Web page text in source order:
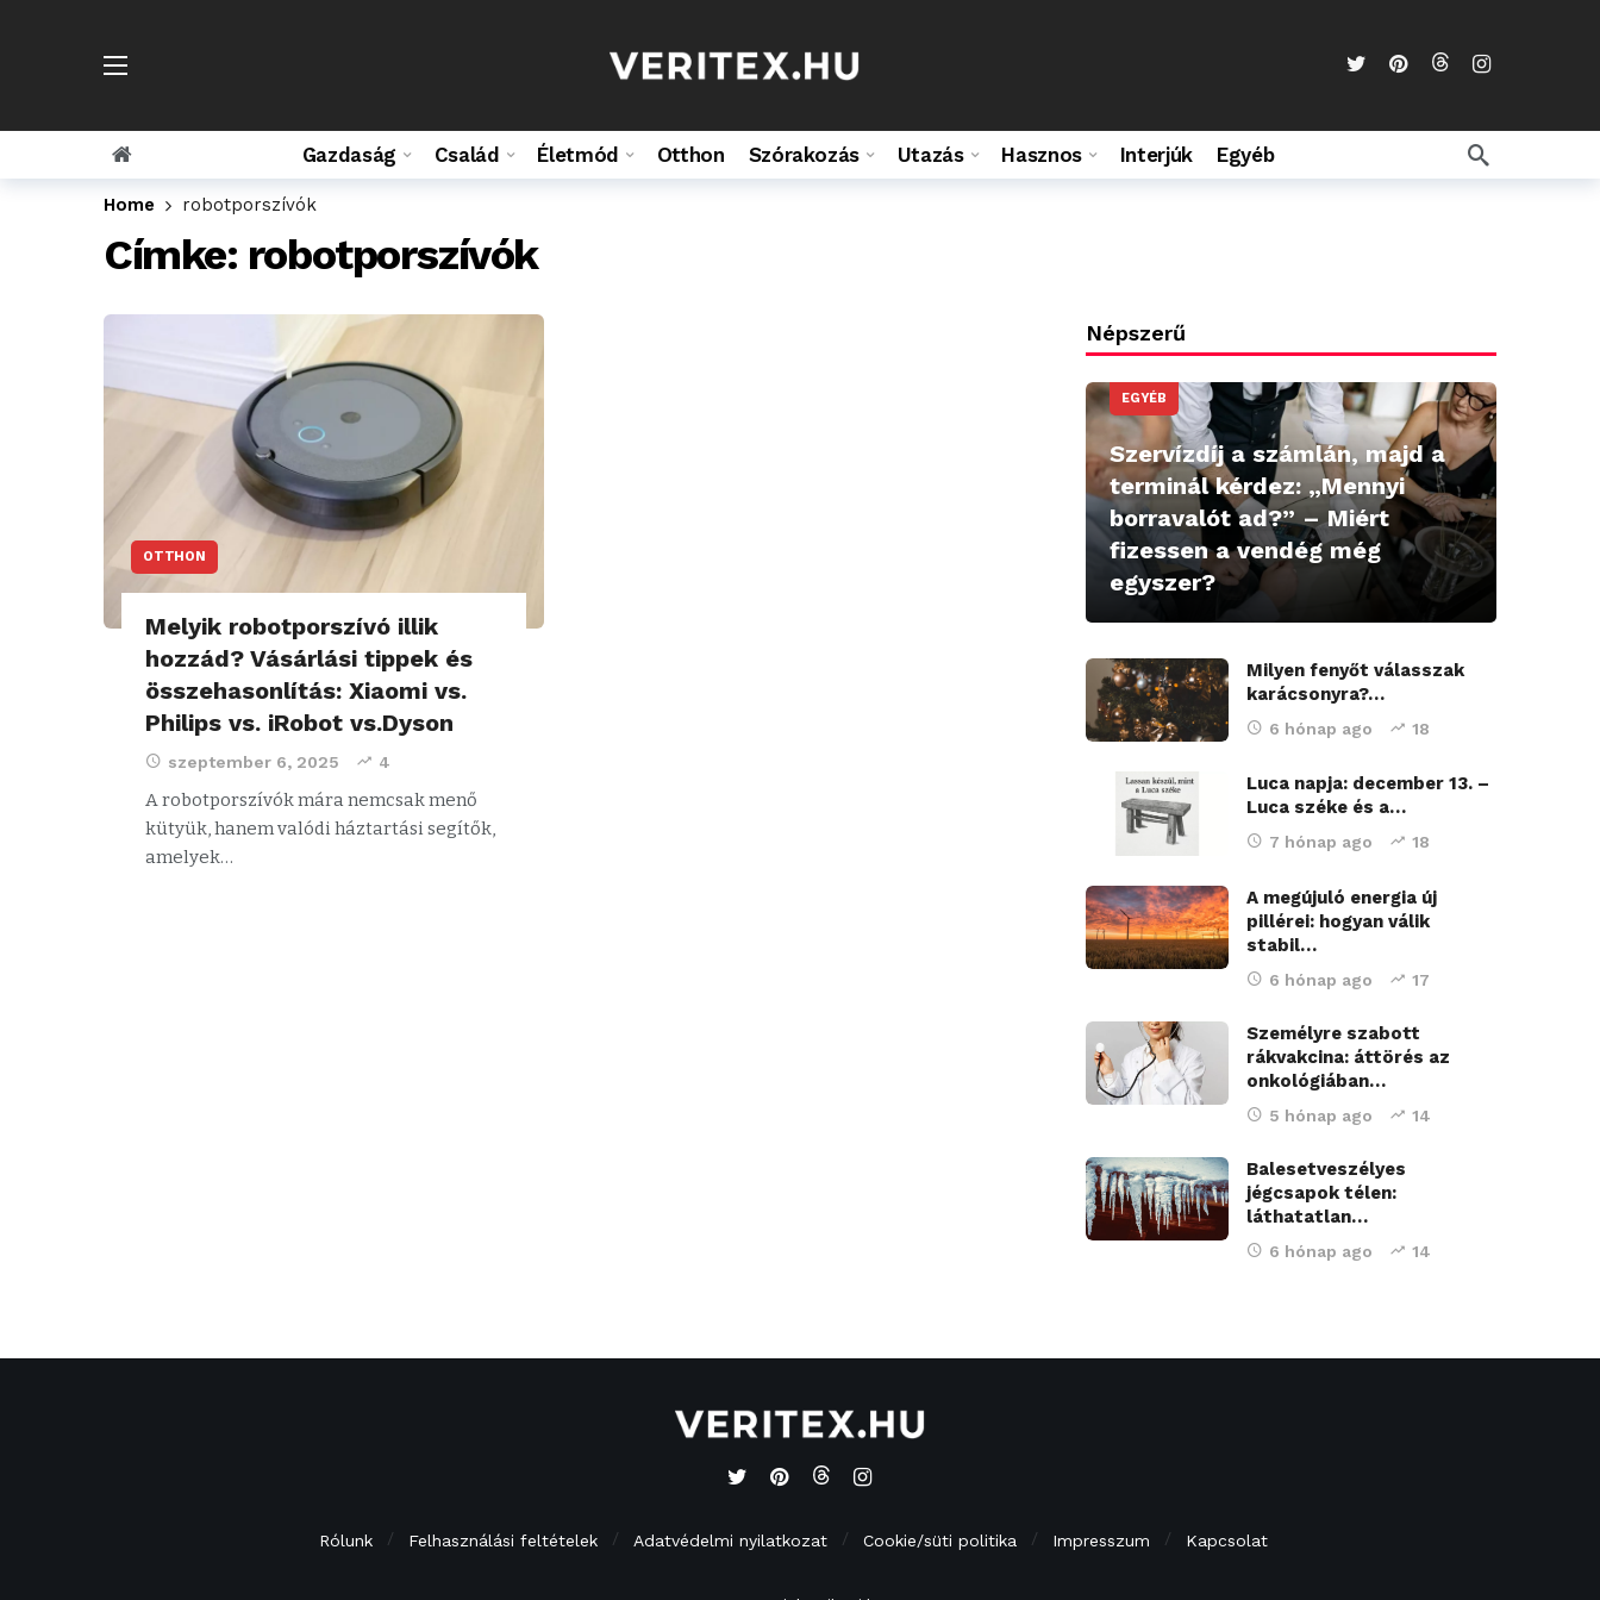
Gazdaság Család Életmód Otthon Szórakozás Utazás Hasznos Interjúk Egyéb
Home robotporszívók
Címke: robotporszívók
OTTHON
Melyik robotporszívó illik
hozzád? Vásárlási tippek és
összehasonlítás: Xiaomi vs.
Philips vs. iRobot vs.Dyson
szeptember 6, 2025 4
A robotporszívók mára nemcsak menő
kütyük, hanem valódi háztartási segítők,
amelyek…
Népszerű
EGYÉB
Szervízdíj a számlán, majd a
terminál kérdez: „Mennyi
borravalót ad?” – Miért
fizessen a vendég még
egyszer?
Milyen fenyőt válasszak
karácsonyra?…
6 hónap ago 18
Luca napja: december 13. –
Luca széke és a…
7 hónap ago 18
A megújuló energia új
pillérei: hogyan válik
stabil…
6 hónap ago 17
Személyre szabott
rákvakcina: áttörés az
onkológiában…
5 hónap ago 14
Balesetveszélyes
jégcsapok télen:
láthatatlan…
6 hónap ago 14
Rólunk Felhasználási feltételek Adatvédelmi nyilatkozat Cookie/süti politika Impresszum Kapcsolat